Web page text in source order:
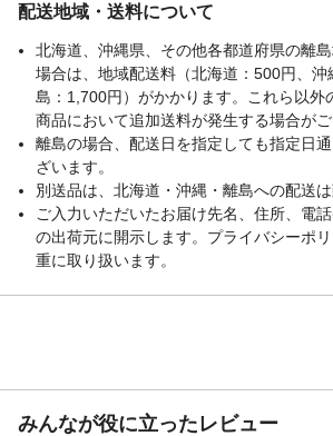
配送地域・送料について
北海道、沖縄県、その他各都道府県の離
場合は、地域配送料（北海道：500円、
島：1,700円）がかかります。これら以外
商品において追加送料が発生する場合がご
離島の場合、配送日を指定しても指定日
ざいます。
別送品は、北海道・沖縄・離島への配送は
ご入力いただいたお届け先名、住所、電
の出荷元に開示します。プライバシーポ
重に取り扱います。
みんなが役に立ったレビュー